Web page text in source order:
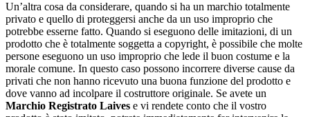
Un’altra cosa da considerare, quando si ha un marchio totalmente
privato e quello di proteggersi anche da un uso improprio che
potrebbe esserne fatto. Quando si eseguono delle imitazioni, di un
prodotto che è totalmente soggetta a copyright, è possibile che molte
persone eseguono un uso improprio che lede il buon costume e la
morale comune. In questo caso possono incorrere diverse cause da
privati che non hanno ricevuto una buona funzione del prodotto e
dove vanno ad incolpare il costruttore originale. Se avete un
Marchio Registrato Laives e vi rendete conto che il vostro